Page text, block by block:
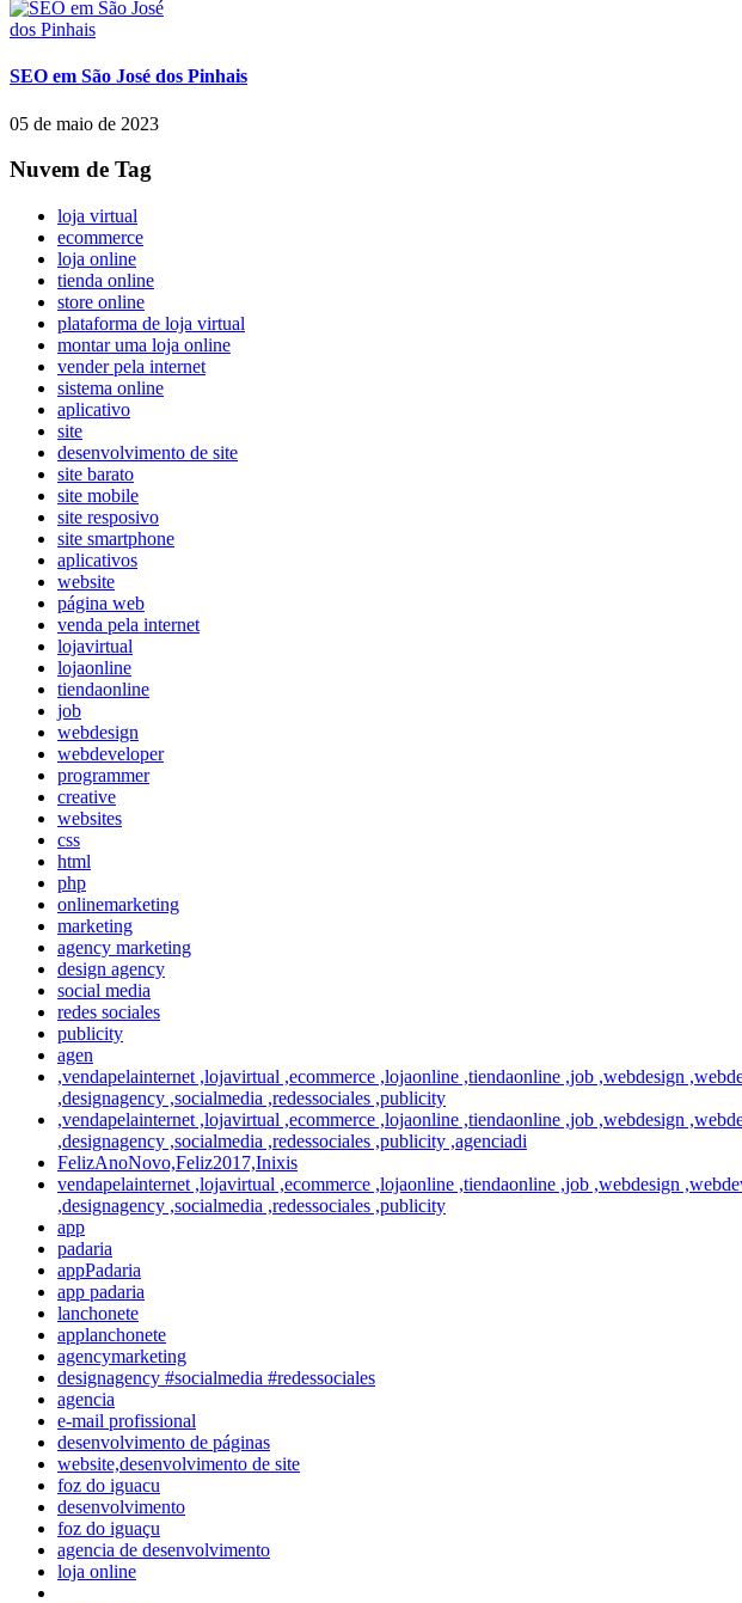
SEO em São José dos Pinhais
05 de maio de 2023
Nuvem de Tag
loja virtual
ecommerce
loja online
tienda online
store online
plataforma de loja virtual
montar uma loja online
vender pela internet
sistema online
aplicativo
site
desenvolvimento de site
site barato
site mobile
site resposivo
site smartphone
aplicativos
website
página web
venda pela internet
lojavirtual
lojaonline
tiendaonline
job
webdesign
webdeveloper
programmer
creative
websites
css
html
php
onlinemarketing
marketing
agency marketing
design agency
social media
redes sociales
publicity
agen
,vendapelainternet ,lojavirtual ,ecommerce ,lojaonline ,tiendaonline ,job ,webdesign
,designagency ,socialmedia ,redessociales ,publicity
,vendapelainternet ,lojavirtual ,ecommerce ,lojaonline ,tiendaonline ,job ,webdesign
,designagency ,socialmedia ,redessociales ,publicity ,agenciadi
FelizAnoNovo,Feliz2017,Inixis
vendapelainternet ,lojavirtual ,ecommerce ,lojaonline ,tiendaonline ,job ,webdesign
,designagency ,socialmedia ,redessociales ,publicity
app
padaria
appPadaria
app padaria
lanchonete
applanchonete
agencymarketing
designagency #socialmedia #redessociales
agencia
e-mail profissional
desenvolvimento de páginas
website,desenvolvimento de site
foz do iguacu
desenvolvimento
foz do iguaçu
agencia de desenvolvimento
loja online